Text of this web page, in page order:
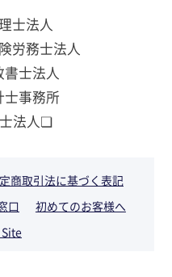
士法人
労務士法人
書士法人
士事務所
法人❏
商取引法に基づく表記
口
初めてのお客様へ